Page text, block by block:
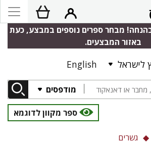
מבחר ספרים נוספים במבצע, כעת
באזור המבצעים.
לישראל English
מודפסים
ספר מקוון לדוגמא
גשרים